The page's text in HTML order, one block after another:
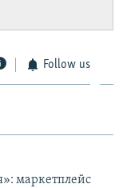
Follow us
маркетплейс